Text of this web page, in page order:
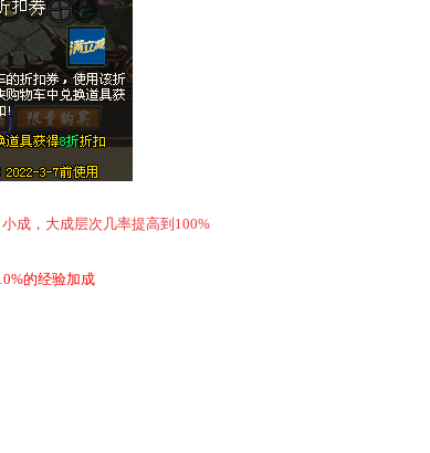
成，大成层次几率提高到 100%
的经验加成